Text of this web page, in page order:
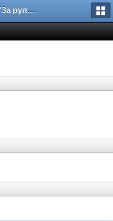
Форум "За рулем"